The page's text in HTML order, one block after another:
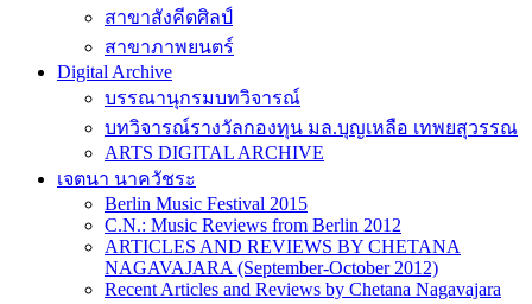
สาขาสังคีตศิลป์
สาขาภาพยนตร์
Digital Archive
บรรณานุกรมบทวิจารณ์
บทวิจารณ์รางวัลกองทุน มล.บุญเหลือ เทพยสุวรรณ
ARTS DIGITAL ARCHIVE
เจตนา นาควัชระ
Berlin Music Festival 2015
C.N.: Music Reviews from Berlin 2012
ARTICLES AND REVIEWS BY CHETANA
NAGAVAJARA (September-October 2012)
Recent Articles and Reviews by Chetana Nagavajara